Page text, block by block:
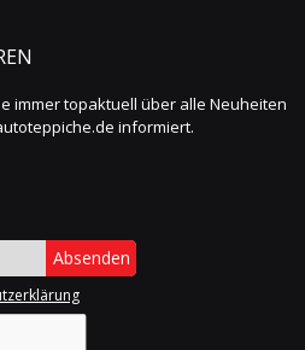
immer topaktuell über alle Neuheiten
informiert.
Absenden